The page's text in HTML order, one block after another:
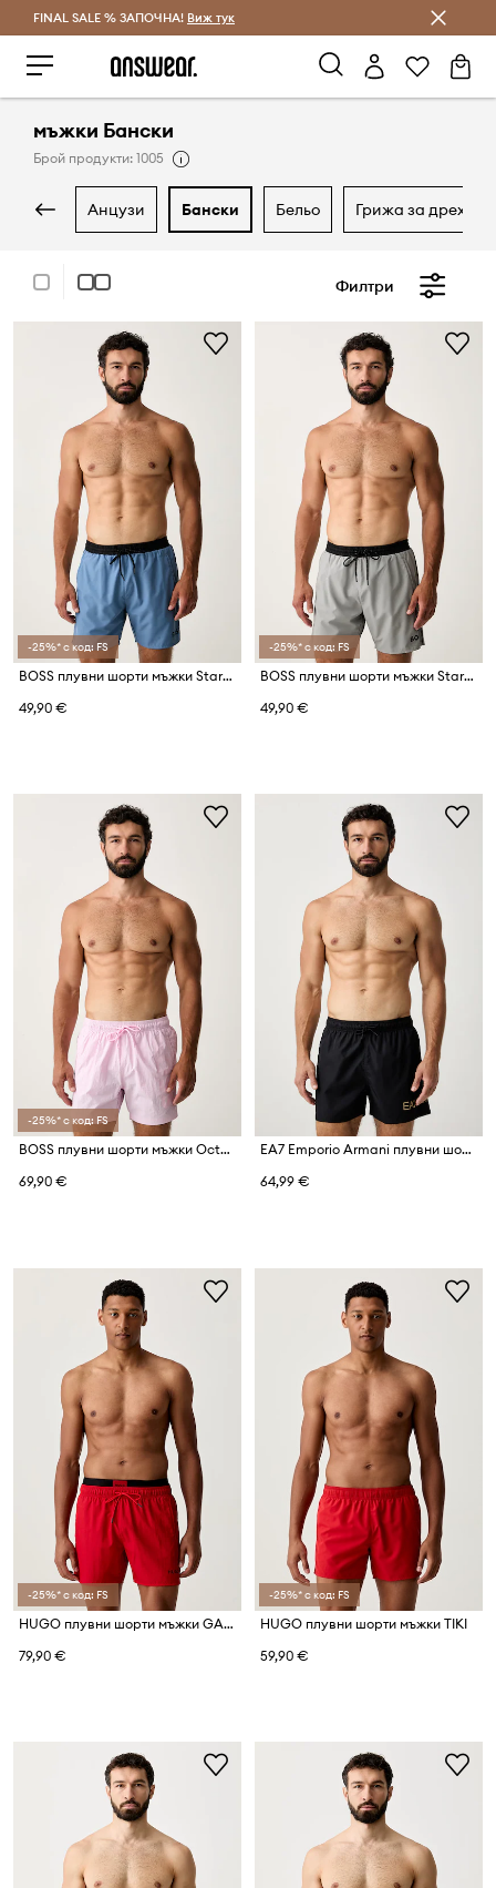
Спестявай с Answear Club
FINAL SALE % ЗАПОЧНА! Виж тук
мъжки Бански
Брой продукти: 1005
анцузи бански бельо грижа за дрехите
Филтри
-25%* с код: FS
BOSS плувни шорти мъжки Starfish
49,90 €
-25%* с код: FS
BOSS плувни шорти мъжки Starfish
49,90 €
-25%* с код: FS
BOSS плувни шорти мъжки Octopus
69,90 €
EA7 Emporio Armani плувни шорти мъжки
64,99 €
-25%* с код: FS
HUGO плувни шорти мъжки GALAXY_swim
79,90 €
-25%* с код: FS
HUGO плувни шорти мъжки TIKI
59,90 €